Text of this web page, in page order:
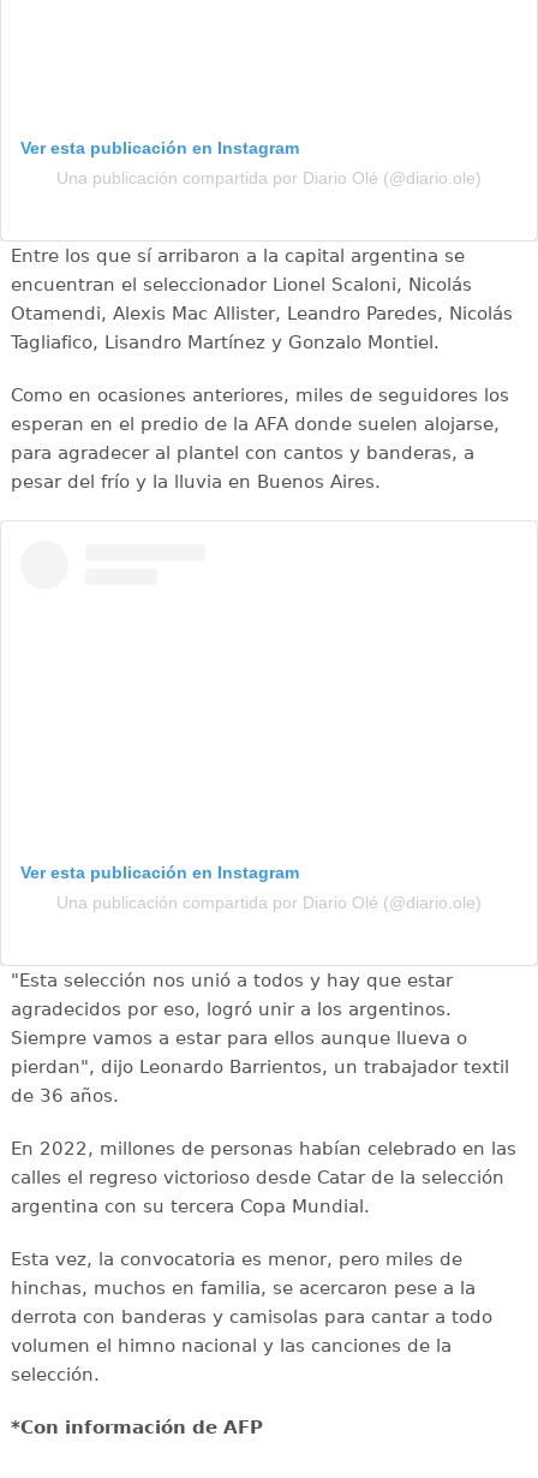
Ver esta publicación en Instagram
Una publicación compartida por Diario Olé (@diario.ole)
Entre los que sí arribaron a la capital argentina se
encuentran el seleccionador Lionel Scaloni, Nicolás
Otamendi, Alexis Mac Allister, Leandro Paredes, Nicolás
Tagliafico, Lisandro Martínez y Gonzalo Montiel.
Como en ocasiones anteriores, miles de seguidores los
esperan en el predio de la AFA donde suelen alojarse,
para agradecer al plantel con cantos y banderas, a
pesar del frío y la lluvia en Buenos Aires.
Ver esta publicación en Instagram
Una publicación compartida por Diario Olé (@diario.ole)
"Esta selección nos unió a todos y hay que estar
agradecidos por eso, logró unir a los argentinos.
Siempre vamos a estar para ellos aunque llueva o
pierdan", dijo Leonardo Barrientos, un trabajador textil
de 36 años.
En 2022, millones de personas habían celebrado en las
calles el regreso victorioso desde Catar de la selección
argentina con su tercera Copa Mundial.
Esta vez, la convocatoria es menor, pero miles de
hinchas, muchos en familia, se acercaron pese a la
derrota con banderas y camisolas para cantar a todo
volumen el himno nacional y las canciones de la
selección.
*Con información de AFP